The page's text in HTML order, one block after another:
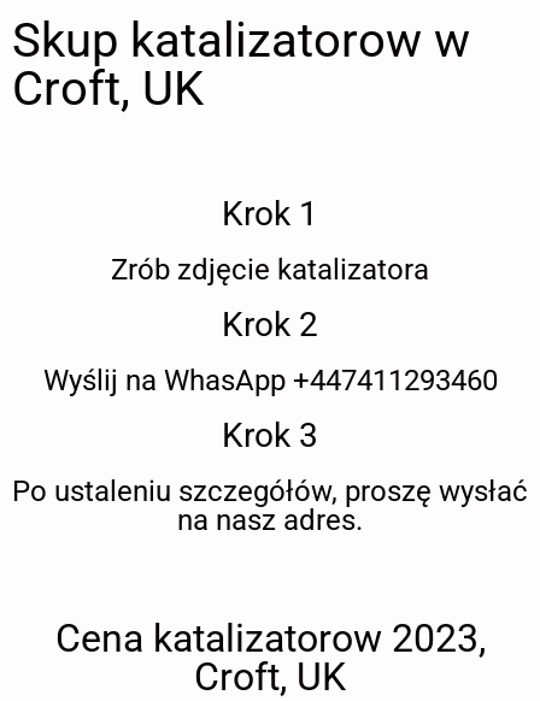
Skup katalizatorow w
Croft, UK
Krok 1
Zrób zdjęcie katalizatora
Krok 2
Wyślij na WhasApp +447411293460
Krok 3
Po ustaleniu szczegółów, proszę wysłać
na nasz adres.
Cena katalizatorow 2023,
Croft, UK